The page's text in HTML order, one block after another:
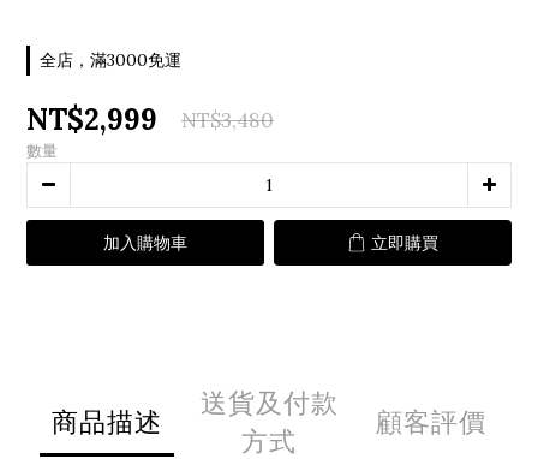
全店，滿3000免運
NT$2,999 NT$3,480
數量
加入購物車 立即購買
商品描述
送貨及付款
方式
顧客評價